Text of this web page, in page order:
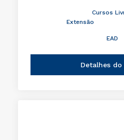
Cursos
Extensão
EAD
Detalhes